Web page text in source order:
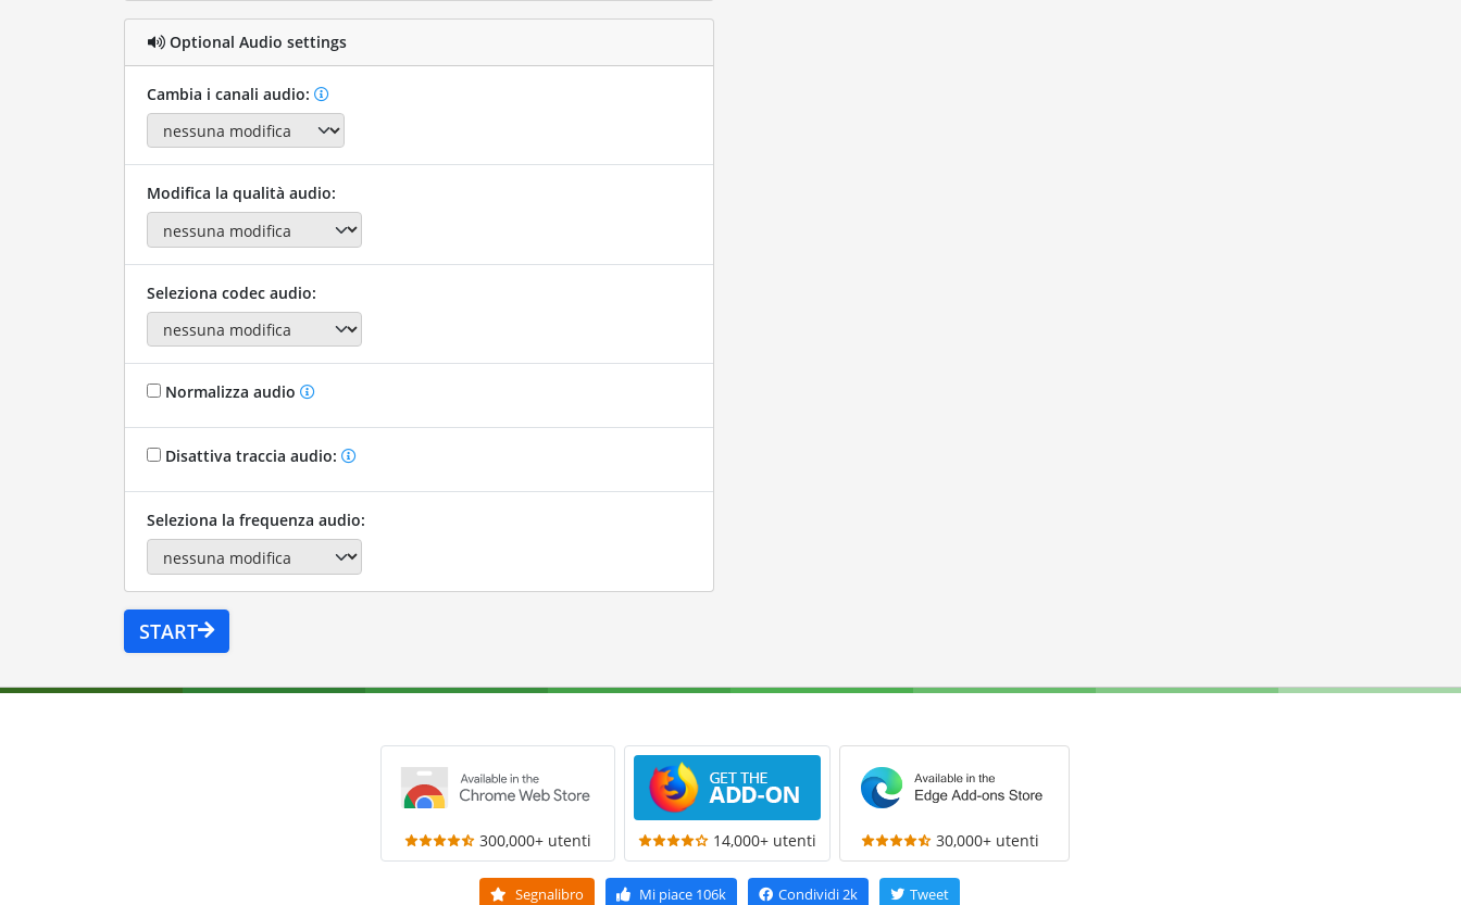
Optional Audio settings
Cambia i canali audio:
Modifica la qualità audio:
Seleziona codec audio:
Normalizza audio
Disattiva traccia audio:
Seleziona la frequenza audio:
START
300,000+ utenti 14,000+ utenti 30,000+ utenti
Segnalibro Mi piace 106k Condividi2k Tweet